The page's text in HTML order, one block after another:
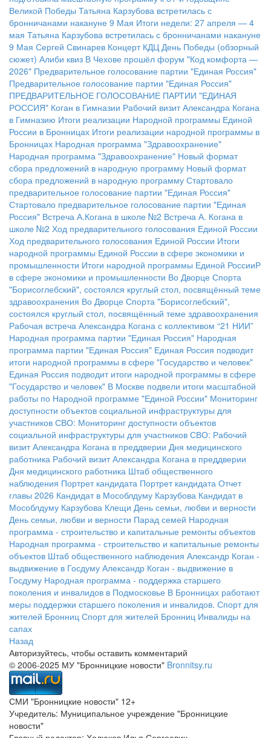
Великой Победы Татьяна Карзубова встретилась с
бронничанами накануне 9 Мая Итоги недели: 27 апреля — 4
мая Татьяна Карзубова встретилась с бронничанами накануне
9 Мая Сергей Свинарев Концерт КДЦ День Победы (обзорный
сюжет) Алиби квиз В Чехове прошёл форум "Код комфорта —
2026" Предварительное голосование партии "Единая Россия"
Предварительное голосование партии "Единая Россия"
ПРЕДВАРИТЕЛЬНОЕ ГОЛОСОВАНИЕ ПАРТИИ "ЕДИНАЯ
РОССИЯ" Коган в Гимназии Рабочий визит Александра Когана
в Гимназию Итоги реализации Народной программы Единой
России в Бронницах Итоги реализации народной программы в
Бронницах Народная программа "Здравоохранение"
Народная программа "Здравоохранение" Новый формат
сбора предложений в народную программу Новый формат
сбора предложений в народную программу Стартовало
предварительное голосование партии "Единая Россия"
Стартовало предварительное голосование партии "Единая
Россия" Встреча А.Когана в школе №2 Встреча А. Когана в
школе №2 Ход предварительного голосования Единой России
Ход предварительного голосования Единой России Итоги
народной программы Единой России в сфере экономики и
промышленности Итоги народной программы Единой РоссииР
в сфере экономики и промышленности Во Дворце Спорта
"Борисоглебский", состоялся круглый стол, посвящённый теме
здравоохранения Во Дворце Спорта "Борисоглебский",
состоялся круглый стол, посвящённый теме здравоохранения
Рабочая встреча Александра Когана с коллективом “21 НИИ”
Народная программа партии "Единая Россия" Народная
программа партии "Единая Россия" Единая Россия подводит
итоги народной программы в сфере "Государство и человек"
Единая Россия подводит итоги народной программы в сфере
"Государство и человек" В Москве подвели итоги масштабной
работы по Народной программе "Единой России" Мониторинг
доступности объектов социальной инфраструктуры для
участников СВО: Мониторинг доступности объектов
социальной инфраструктуры для участников СВО: Рабочий
визит Александра Когана в преддверии Дня медицинского
работника Рабочий визит Александра Когана в преддверии
Дня медицинского работника Штаб общественного
наблюдения Портрет кандидата Портрет кандидата Отчет
главы 2026 Кандидат в Мособлдуму Карзубова Кандидат в
Мособлдуму Карзубова Клещи День семьи, любви и верности
День семьи, любви и верности Парад семей Народная
программа - строительство и капитальные ремонты объектов
Народная программа - строительство и капитальные ремонты
объектов Штаб общественного наблюдения Александр Коган -
выдвижение в Госдуму Александр Коган - выдвижение в
Госдуму Народная программа - поддержка старшего
поколения и инвалидов в Подмосковье В Бронницах работают
меры поддержки старшего поколения и инвалидов. Спорт для
жителей Бронниц Спорт для жителей Бронниц Инвалиды на
сапах
Назад
Авторизуйтесь, чтобы оставить комментарий
© 2006-2025 МУ "Бронницкие новости" Bronnitsy.ru
СМИ "Бронницкие новости" 12+
Учредитель: Муниципальное учреждение "Бронницкие
новости"